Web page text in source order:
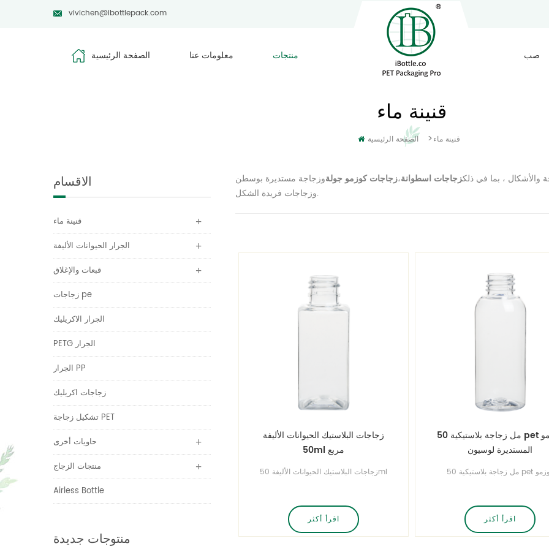
vivichen@ibottlepack.com
الصفحة الرئيسية معلومات عنا منتجات صب
قنينة ماء
الصفحة الرئيسية >قنينة ماء
والأشكال ، بما في ذلكزجاجات اسطوانة،زجاجات كوزمو جولةوزجاجة مستديرة بوسطن
وزجاجات فريدة الشكل.
زجاجات البلاستيك الحيوانات الأليفة
50ml مربع
زجاجات البلاستيك الحيوانات الأليفة 50ml
اسطوانة وزجاجات مربعة اتصل بنا للحصول
على صب زجاجة مجانا!
اقرأ أكثر
50 مل زجاجة بلاستيكية pet كوزمو
المستديرة لوسيون
50 مل زجاجة بلاستيكية pet كوزمو
اسطوانة اتصل بنا للحصول على
اقرأ أكثر
الاقسام
قنينة ماء
الجرار الحيوانات الأليفة
قبعات والإغلاق
زجاجات pe
الجرار الاكريليك
PETG الجرار
الجرار PP
زجاجات اكريليك
تشكيل زجاجة PET
حاويات أخرى
منتجات الزجاج
Airless Bottle
منتوجات جديدة